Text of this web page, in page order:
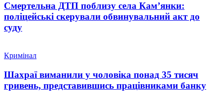
Смертельна ДТП поблизу села Кам’янки:
поліцейські скерували обвинувальний акт до
суду
Кримінал
Шахраї виманили у чоловіка понад 35 тисяч
гривень, представившись працівниками банку